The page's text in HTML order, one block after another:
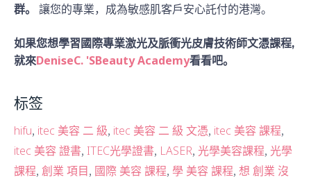
群。
讓您的專業，成為敏感肌客戶安心託付的港灣。
如果您想學習國際專業激光及脈衝光皮膚技術師文憑課程,
就來DeniseC. 'SBeauty Academy看看吧。
标签
hifu, itec 美容 二 級, itec 美容 二 級 文憑, itec 美容 課程,
itec 美容 證書, ITEC光學證書, LASER, 光學美容課程, 光學
課程, 創業 項目, 國際 美容 課程, 學 美容 課程, 想 創業 沒